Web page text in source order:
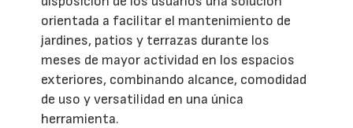
orientada a facilitar el mantenimiento de
jardines, patios y terrazas durante los
meses de mayor actividad en los espacios
exteriores, combinando alcance, comodidad
de uso y versatilidad en una única
herramienta.